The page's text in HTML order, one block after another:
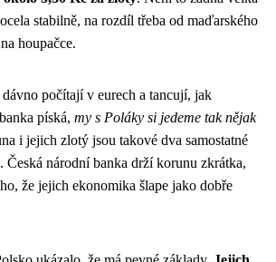
stabilně, na rozdíl třeba od maďarského
houpačce.
počítají v eurech a tancují, jak
píská, my s Poláky si jedeme tak nějak
i jejich zlotý jsou takové dva samostatné
Česká národní banka drží korunu zkrátka,
že jejich ekonomika šlape jako dobře